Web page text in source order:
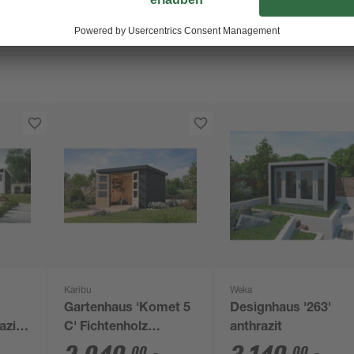
Karibu
Gartenhaus 'Komet 5
C' Fichtenholz
anthrazit / anthrazit
Weka
Designhaus '263'
anthrazit